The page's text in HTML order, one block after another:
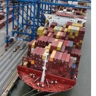
vấn an ninh